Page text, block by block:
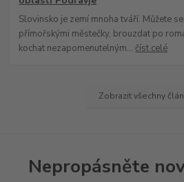
Slovinsko je zemí mnoha tváří. Můžete
přímořskými městečky, brouzdat po
kochat nezapomenutelným... číst celé
Zobrazit všechny
Nepropásněte